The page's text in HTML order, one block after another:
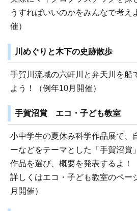
うすればいいのかをみんなで考え
催）
川めぐりと木下の史跡散歩
手賀川流域の六軒川と弁天川を船
よう！（例年10月開催）
手賀沼賞 エコ・子ども教室
小中学生の夏休み科学作品展で、
ーなどをテーマとした「手賀沼賞
作品を選び、概要を発表するよ！
詳しくはエコ・子ども教室のペー
月開催）